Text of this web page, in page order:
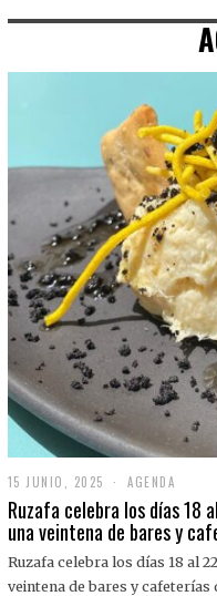
15 JUNIO, 2025
J
U
I
O
AGENDA
Ruzafa celebra los días 18
una veintena de bares y
Ruzafa celebra los días 18 al
veintena de bares y cafeterías